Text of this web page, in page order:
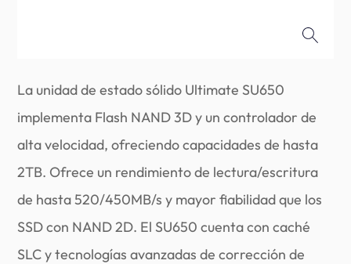
La unidad de estado sólido Ultimate SU650
implementa Flash NAND 3D y un controlador de
alta velocidad, ofreciendo capacidades de hasta
2TB. Ofrece un rendimiento de lectura/escritura
de hasta 520/450MB/s y mayor fiabilidad que los
SSD con NAND 2D. El SU650 cuenta con caché
SLC y tecnologías avanzadas de corrección de